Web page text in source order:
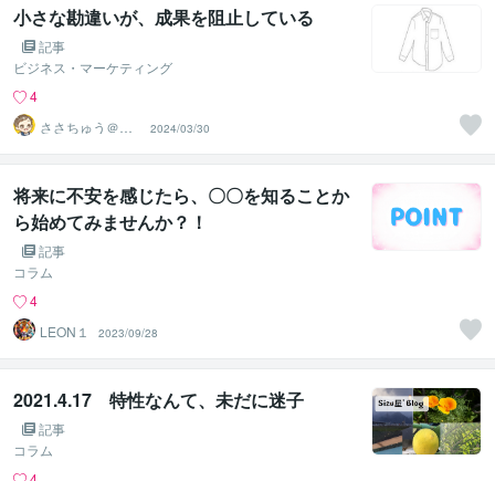
小さな勘違いが、成果を阻止している
記事
ビジネス・マーケティング
4
ささちゅう＠集
客コンサル25年
目
2024/03/30
将来に不安を感じたら、〇〇を知ることか
ら始めてみませんか？！
記事
コラム
4
LEON１
2023/09/28
2021.4.17 特性なんて、未だに迷子
記事
コラム